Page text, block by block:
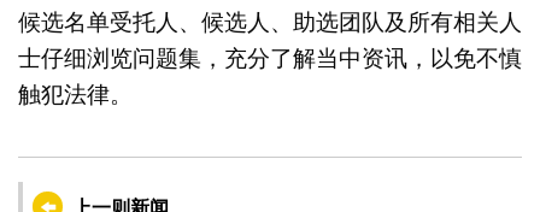
候选名单受托人、候选人、助选团队及所有相关人
士仔细浏览问题集，充分了解当中资讯，以免不慎
触犯法律。
上一则新闻